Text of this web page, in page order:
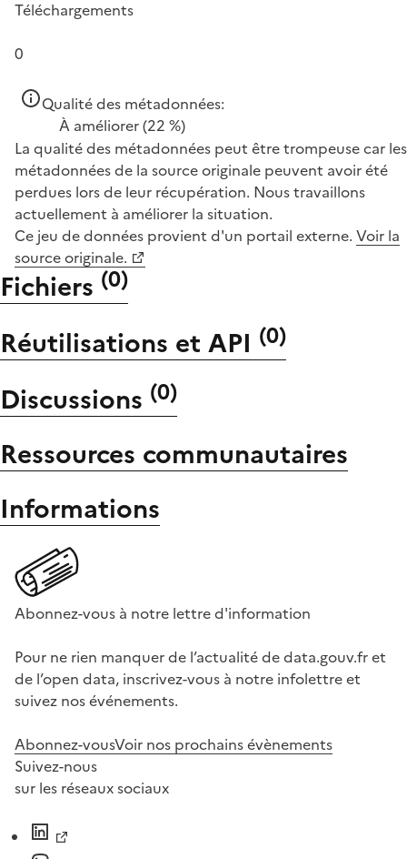
Téléchargements
0
Qualité des métadonnées:
À améliorer(22 %)
La qualité des métadonnées peut être trompeuse car les
métadonnées de la source originale peuvent avoir été
perdues lors de leur récupération. Nous travaillons
actuellement à améliorer la situation.
Ce jeu de données provient d'un portail externe. Voir la
source originale.
Fichiers (0)
Réutilisations et API (0)
Discussions (0)
Ressources communautaires
Informations
Abonnez-vous à notre lettre d'information
Pour ne rien manquer de l’actualité de data.gouv.fr et
de l’open data, inscrivez-vous à notre infolettre et
suivez nos événements.
Abonnez-vousVoir nos prochains évènements
Suivez-nous
sur les réseaux sociaux